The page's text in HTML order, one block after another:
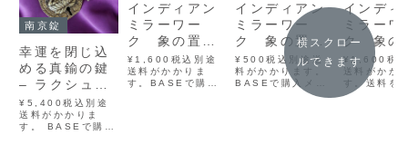
南京錠
幸運を閉じ込
める真鍮の鍵
– ラクシュミ
ーモチーフの
インド製ブラ
スロック
¥5,400税込別途
送料がかかりま
す。 BASEで購入
インディアン
ミラーワー
ク 象の置物
B Lサイズ
¥1,600税込別途
送料がかかりま
す。BASEで購入
インディアン
ミラーワー
ク 象の置
物 Sサイズ
¥500税込別途送
料がかかります。
BASEで購入メル
カリで購入ラクマ
インディ
ミラーワ
ク 象の
A Lサ
¥1,600税
送料がかか
す。送料を
るBASEで
横スクロー
ルできます